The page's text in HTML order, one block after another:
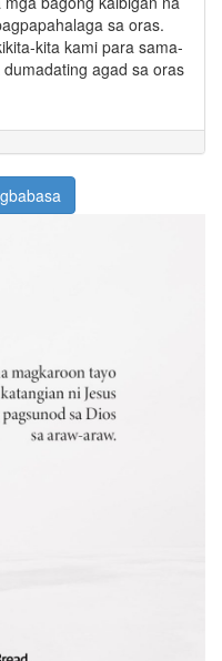
sa oras.
kita kami para sama-
agad sa oras